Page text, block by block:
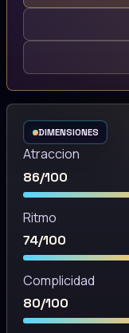
DIMENSIONES
Atraccion
86/100
Ritmo
74/100
Complicidad
80/100